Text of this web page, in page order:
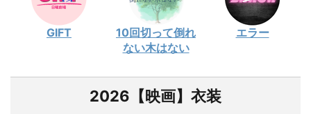
GIFT
10回切って倒れ
ない木はない
エラー
2026【映画】衣装